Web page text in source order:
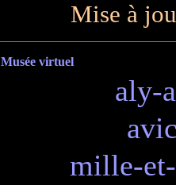
Mise à
Musée virtuel
aly-
mille-